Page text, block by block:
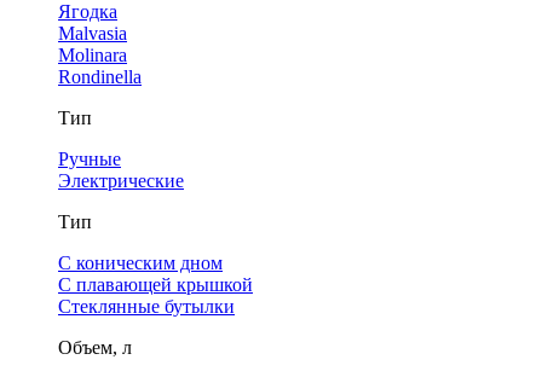
Ягодка
Malvasia
Molinara
Rondinella
Тип
Ручные
Электрические
Тип
С коническим дном
С плавающей крышкой
Стеклянные бутылки
Объем, л